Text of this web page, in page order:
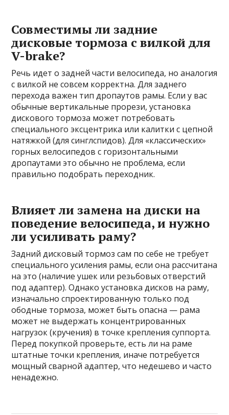
Совместимы ли задние
дисковые тормоза с вилкой для
V-brake?
Речь идет о задней части велосипеда, но аналогия
с вилкой не совсем корректна. Для заднего
перехода важен тип дропаутов рамы. Если у вас
обычные вертикальные прорези, установка
дискового тормоза может потребовать
специального эксцентрика или калитки с цепной
натяжкой (для синглспидов). Для «классических»
горных велосипедов с горизонтальными
дропаутами это обычно не проблема, если
правильно подобрать переходник.
Влияет ли замена на диски на
поведение велосипеда, и нужно
ли усиливать раму?
Задний дисковый тормоз сам по себе не требует
специального усиления рамы, если она рассчитана
на это (наличие ушек или резьбовых отверстий
под адаптер). Однако установка дисков на раму,
изначально спроектированную только под
ободные тормоза, может быть опасна — рама
может не выдержать концентрированных
нагрузок (кручения) в точке крепления суппорта.
Перед покупкой проверьте, есть ли на раме
штатные точки крепления, иначе потребуется
мощный сварной адаптер, что недешево и часто
ненадежно.